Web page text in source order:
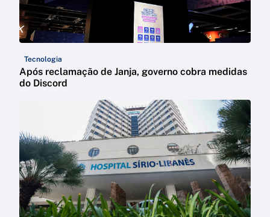
Tecnologia
Após reclamação de Janja, governo cobra medidas
do Discord